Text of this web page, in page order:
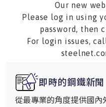
Our new
Please log in using
password, then
For login issues,
即時的鋼鐵新聞
從最專業的角度提供國內